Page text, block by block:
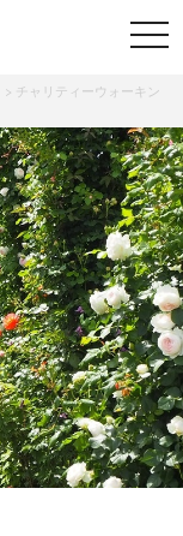
> チャリティーウォーキン